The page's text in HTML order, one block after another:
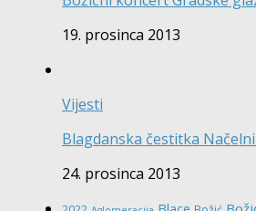
19. prosinca 2013
Vijesti
Blagdanska čestitka
24. prosinca 2013